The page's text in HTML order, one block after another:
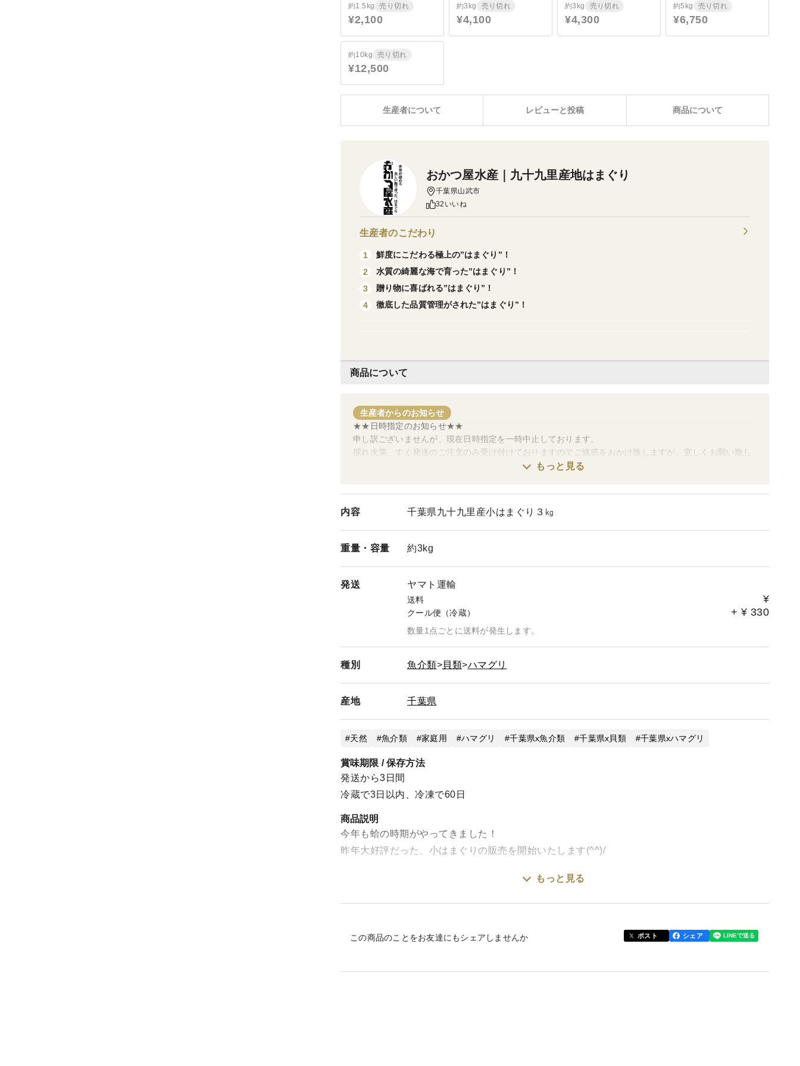
約1.5kg 売り切れ
¥2,100
約3kg 売り切れ
¥4,100
約3kg 売り切れ
¥4,300
約5kg 売り切れ
¥6,750
約10kg 売り切れ
¥12,500
レビューと投稿 商品について
生産者について
商品について
生産者からのお知らせ
★★日時指定のお知らせ★★
申し訳ございませんが、現在日時指定を一時中止しております。
採れ次第、すぐ発送のご注文のみ受け付けておりますのでご迷惑をおかけ致しますが、宜しくお願い致し
当店では、新鮮な蛤を安全にお届けするため、すべて新品の発泡スチロール箱を使用し、細心の注意を
払って梱包・出荷しております。
滅多にないことではございますが、最近、配送中に荷物が落下し、外箱（発泡スチロール）が破損したま
ま（または配送業者によりテープ等で補修された状態のまま）、当店への報告なしにお客様のもとへ届け
商品がお手元に届きましたら、まずは外箱の状態をご確認いただき、もし**「箱が割れている」「勝手に
テープ等で補修されている」または「中身の蛤が割れている」**といった異常がございましたら、大変お
手数ですが、当店までご一報いただけますと幸いです。
中身の品質を守り、今後より良い配送品質を保つためにも、皆様のご協力を心よりお願い申し上げます。
もっと見る
内容 千葉県九十九里産小はまぐり３㎏
重量・ 容量 約3kg
発送 ヤマト運輸
送料 ¥
クール便（冷蔵） + ¥ 330
数量1点ごとに送料が発生します。
種別 魚介類 貝類 ハマグリ
産地 千葉県
天然 魚介類 家庭用 ハマグリ 千葉県x魚介類 千葉県x貝類 千葉県xハマグリ
賞味期限 / 保存方法
発送から3日間
冷蔵で3日以内、冷凍で60日
商品説明
今年も蛤の時期がやってきました！
昨年大好評だった、小はまぐりの販売を開始いたします(^^)/
★今が旬★採りたて活はまぐり小サイズ(１個約３５ｇ以下)！！
もっと見る
この商品のことをお友達にもシェアしませんか ポスト シェア
おかつ屋水産｜九十九里産地はまぐり
千葉県山武市
32いいね
生産者のこだわり
1
鮮度にこだわる極上の”はまぐり”！
2
水質の綺麗な海で育った”はまぐり”！
3
贈り物に喜ばれる”はまぐり”！
4
徹底した品質管理がされた”はまぐり”！